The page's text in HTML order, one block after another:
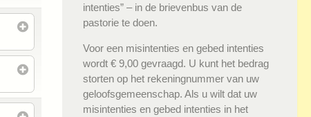
intenties” – in de brievenbus van de
pastorie te doen.
Voor een misintenties en gebed intenties
wordt € 9,00 gevraagd. U kunt het bedrag
storten op het rekeningnummer van uw
geloofsgemeenschap. Als u wilt dat uw
misintenties en gebed intenties in het